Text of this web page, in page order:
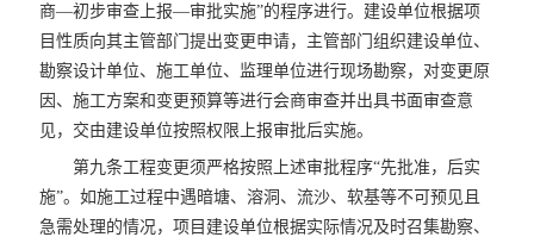
商—初步审查上报—审批实施”的程序进行。建设单位根据项
目性质向其主管部门提出变更申请，主管部门组织建设单位、
勘察设计单位、施工单位、监理单位进行现场勘察，对变更原
因、施工方案和变更预算等进行会商审查并出具书面审查意
见，交由建设单位按照权限上报审批后实施。
第九条工程变更须严格按照上述审批程序“先批准，后实
施”。如施工过程中遇暗塘、溶洞、流沙、软基等不可预见且
急需处理的情况，项目建设单位根据实际情况及时召集勘察、